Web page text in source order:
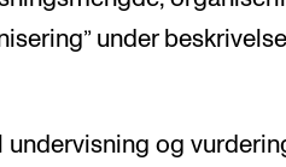
under
og